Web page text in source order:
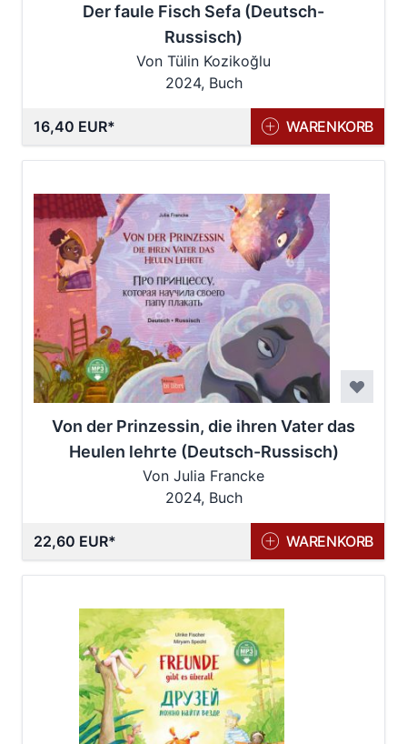
Der faule Fisch Sefa (Deutsch-
Russisch)
Von Tülin Kozikoğlu
2024, Buch
16,40 EUR WARENKORB
Von der Prinzessin, die ihren Vater das
Heulen lehrte (Deutsch-Russisch)
Von Julia Francke
2024, Buch
22,60 EUR WARENKORB